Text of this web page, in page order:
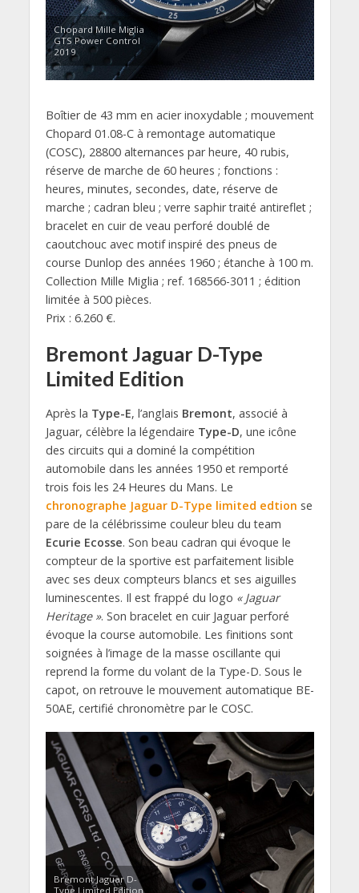
Chopard Mille Miglia
GTS Power Control
2019
Boîtier de 43 mm en acier inoxydable ; mouvement
Chopard 01.08-C à remontage automatique
(COSC), 28800 alternances par heure, 40 rubis,
réserve de marche de 60 heures ; fonctions :
heures, minutes, secondes, date, réserve de
marche ; cadran bleu ; verre saphir traité antireflet ;
bracelet en cuir de veau perforé doublé de
caoutchouc avec motif inspiré des pneus de
course Dunlop des années 1960 ; étanche à 100 m.
Collection Mille Miglia ; ref. 168566-3011 ; édition
limitée à 500 pièces.
Prix : 6.260 €.
Bremont Jaguar D-Type
Limited Edition
Après la Type-E, l’anglais Bremont, associé à
Jaguar, célèbre la légendaire Type-D, une icône
des circuits qui a dominé la compétition
automobile dans les années 1950 et remporté
trois fois les 24 Heures du Mans. Le
chronographe Jaguar D-Type limited edtion se
pare de la célébrissime couleur bleu du team
Ecurie Ecosse. Son beau cadran qui évoque le
compteur de la sportive est parfaitement lisible
avec ses deux compteurs blancs et ses aiguilles
luminescentes. Il est frappé du logo « Jaguar
Heritage ». Son bracelet en cuir Jaguar perforé
évoque la course automobile. Les finitions sont
soignées à l’image de la masse oscillante qui
reprend la forme du volant de la Type-D. Sous le
capot, on retrouve le mouvement automatique BE-
50AE, certifié chronomètre par le COSC.
Bremont Jaguar D-
Type Limited Edition